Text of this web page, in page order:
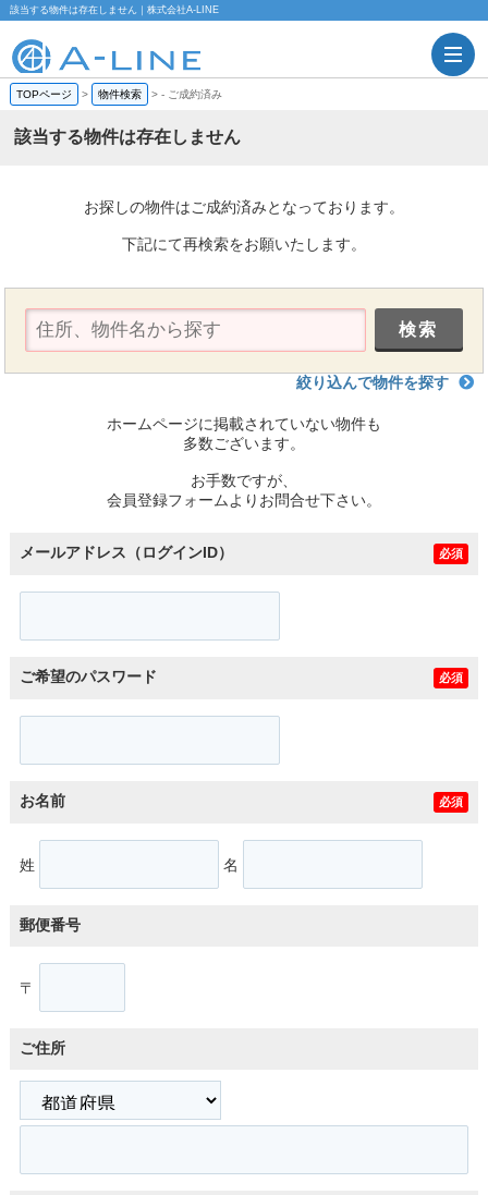
該当する物件は存在しません｜株式会社A-LINE
TOPページ > 物件検索 >- ご成約済み
該当する物件は存在しません
お探しの物件はご成約済みとなっております。
下記にて再検索をお願いたします。
絞り込んで物件を探す
ホームページに掲載されていない物件も
多数ございます。
お手数ですが、
会員登録フォームよりお問合せ下さい。
メールアドレス（ログインID） 必須
ご希望のパスワード 必須
お名前 必須
姓 名
郵便番号
〒
ご住所